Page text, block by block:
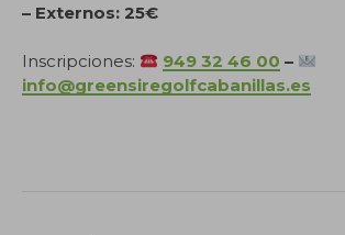
– Externos: 25€
Inscripciones: 949 32 46 00 –
info@greensiregolfcabanillas.es